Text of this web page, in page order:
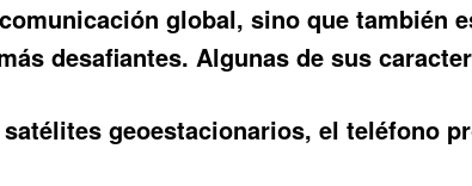
global, sino que también
desafiantes. Algunas de sus
geoestacionarios, el teléfono